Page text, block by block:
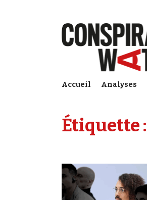
Accueil Analyses
Étiquette :